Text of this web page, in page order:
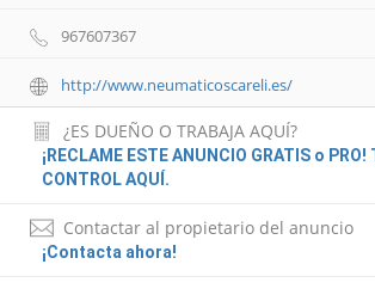
967607367
http://www.neumaticoscareli.es/
¿ES DUEÑO O TRABAJA AQUÍ?
¡RECLAME ESTE ANUNCIO GRATIS o PRO!
CONTROL AQUÍ.
Contactar al propietario del anuncio
¡Contacta ahora!